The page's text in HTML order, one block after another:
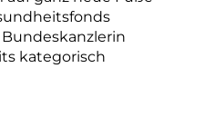
kategorisch